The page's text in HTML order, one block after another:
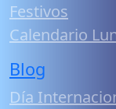
Festivos
Calendario
Blog
Día